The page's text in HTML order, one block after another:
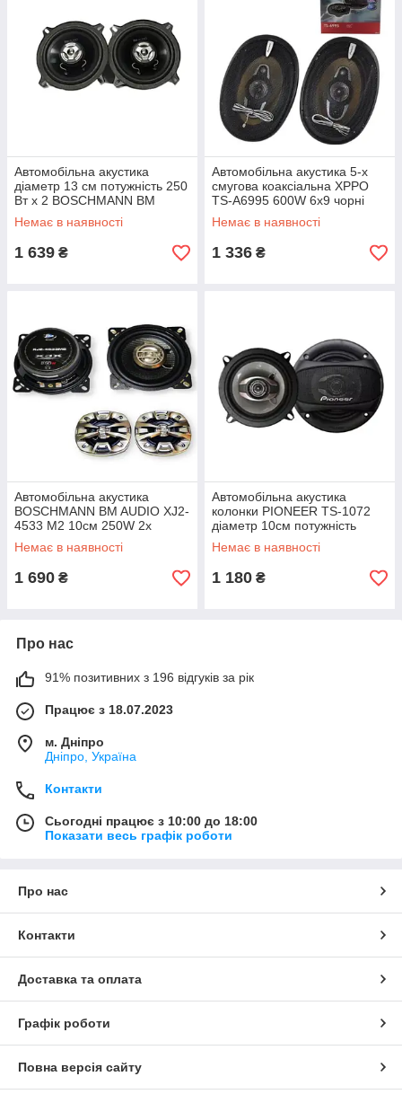
Автомобільна акустика
діаметр 13 см потужність 250
Вт х 2 BOSCHMANN BM
AUDIO XW-532FR чорний
Немає в наявності
1 639 ₴
Автомобільна акустика 5-х
смугова коаксіальна XPPO
TS-A6995 600W 6х9 чорні
(6995_670)
Немає в наявності
1 336 ₴
Автомобільна акустика
BOSCHMANN BM AUDIO XJ2-
4533 M2 10см 250W 2х
Чорний (XJ2-4533_609)
Немає в наявності
1 690 ₴
Автомобільна акустика
колонки PIONEER TS-1072
діаметр 10см потужність
140Вт х2 чорний (TS-
A1072S_303)
Немає в наявності
1 180 ₴
Про нас
91% позитивних з 196 відгуків за рік
Працює з 18.07.2023
м. Дніпро
Дніпро, Україна
Контакти
Сьогодні працює з 10:00 до 18:00
Показати весь графік роботи
Про нас
Контакти
Доставка та оплата
Графік роботи
Повна версія сайту